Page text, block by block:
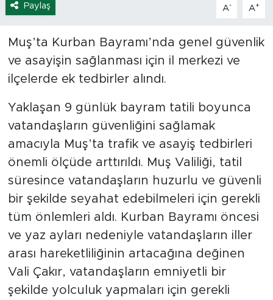
Paylaş A- A+
Muş’ta Kurban Bayramı’nda genel güvenlik
ve asayişin sağlanması için il merkezi ve
ilçelerde ek tedbirler alındı.
Yaklaşan 9 günlük bayram tatili boyunca
vatandaşların güvenliğini sağlamak
amacıyla Muş’ta trafik ve asayiş tedbirleri
önemli ölçüde arttırıldı. Muş Valiliği, tatil
süresince vatandaşların huzurlu ve güvenli
bir şekilde seyahat edebilmeleri için gerekli
tüm önlemleri aldı. Kurban Bayramı öncesi
ve yaz ayları nedeniyle vatandaşların iller
arası hareketliliğinin artacağına değinen
Vali Çakır, vatandaşların emniyetli bir
şekilde yolculuk yapmaları için gerekli
Bingöl Kaza Haberleri